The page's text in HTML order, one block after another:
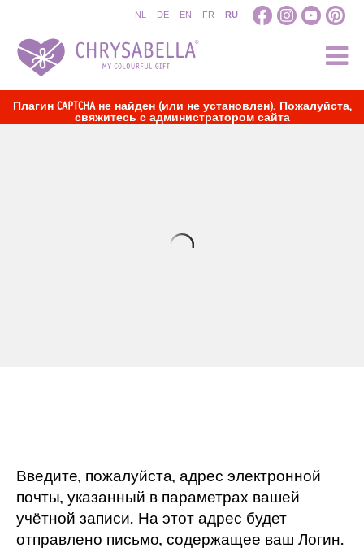
NL DE EN FR RU
Плагин CAPTCHA не найден (или не установлен). Пожалуйста,
свяжитесь с администратором сайта
Введите, пожалуйста, адрес электронной
почты, указанный в параметрах вашей
учётной записи. На этот адрес будет
отправлено письмо, содержащее ваш Логин.